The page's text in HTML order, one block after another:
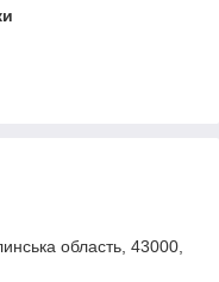
область, 43000,